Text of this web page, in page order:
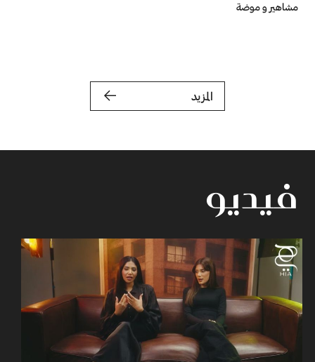
مشاهير و موضة
المزيد
فيديو